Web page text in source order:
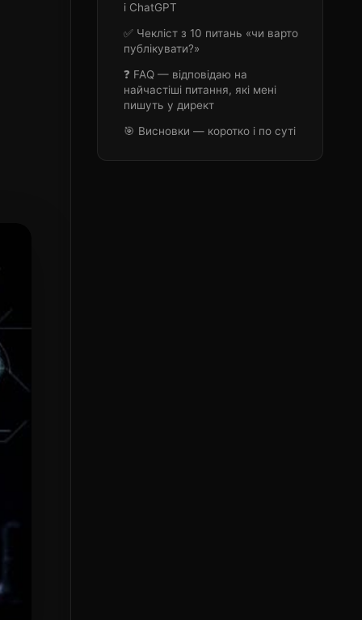
і ChatGPT
✅ Чекліст з 10 питань «чи варто
публікувати?»
❓ FAQ — відповідаю на
найчастіші питання, які мені
пишуть у директ
🎯 Висновки — коротко і по суті